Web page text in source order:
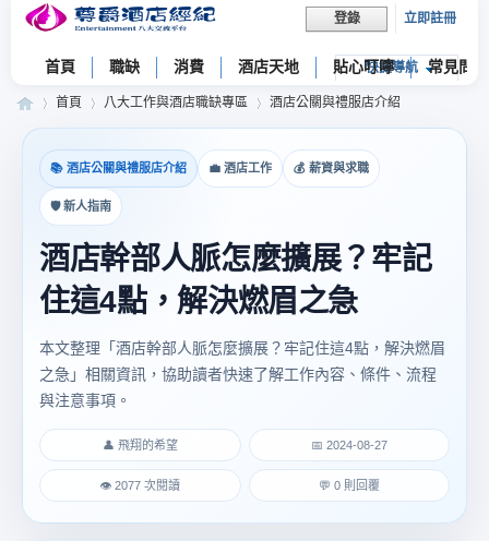
登錄 立即註冊
快捷導航
首頁 職缺 消費 酒店天地 貼心叮嚀 常見問題
首頁
›
八大工作與酒店職缺專區 酒店公關與禮服店介紹
📚 酒店公關與禮服店介紹 💼 酒店工作 💰 薪資與求職
🛡 新人指南
酒店幹部人脈怎麼擴展？牢記
住這4點，解決燃眉之急
本文整理「酒店幹部人脈怎麼擴展？牢記住這4點，解決燃眉
之急」相關資訊，協助讀者快速了解工作內容、條件、流程
與注意事項。
👤 飛翔的希望 📅 2024-08-27
👁 2077 次閱讀 💬 0 則回覆